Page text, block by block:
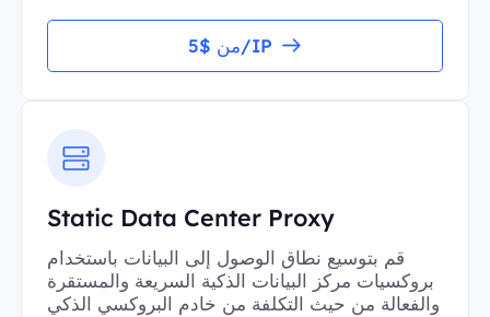
من $5/IP
Static Data Center Proxy
قم بتوسيع نطاق الوصول إلى البيانات باستخدام
بروكسيات مركز البيانات الذكية السريعة والمستقرة
والفعالة من حيث التكلفة من خادم البروكسي الذكي